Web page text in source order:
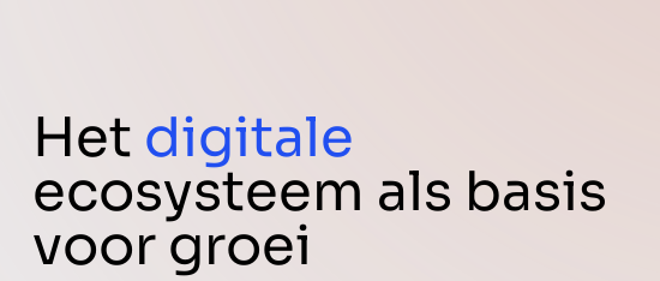
Het digitale
ecosysteem als basis
voor groei